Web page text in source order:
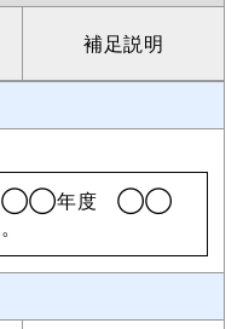
補足説明
和◯◯年度 ◯◯